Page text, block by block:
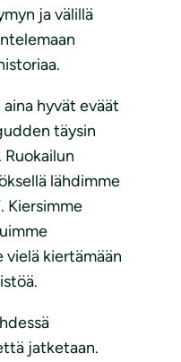
ja välillä
hyvät eväät
täysin
lähdimme
Kiersimme
vielä kiertämään
jatketaan.